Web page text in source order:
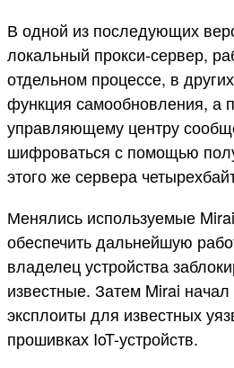
В одной из последующих
локальный прокси-сервер,
отдельном процессе, в
функция самообновления, а
управляющему центру
шифроваться с помощью
этого же сервера
Менялись используемые
обеспечить дальнейшую
владелец устройства
известные. Затем Mirai начал
эксплоиты для известных
прошивках IoT-устройств.